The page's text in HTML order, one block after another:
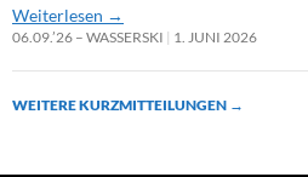
Weiterlesen →
06.09.’26 – WASSERSKI 1. JUNI 2026
WEITERE KURZMITTEILUNGEN →